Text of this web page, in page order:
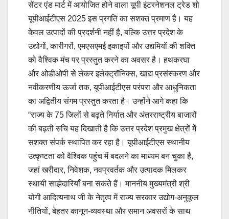
सेंटर एंड मार्ट में आयोजित होने वाला यूपी इंटरनेशनल ट्रेड शो
यूपीआईटीएस 2025 इस प्रगति का सशक्त प्रमाण है। यह
केवल उत्पादों की प्रदर्शनी नहीं है, बल्कि उत्तर प्रदेश के
उद्योगों, कारीगरों, एमएसएमई इकाइयों और उद्यमियों की शक्ति
को वैश्विक मंच पर प्रस्तुत करने का अवसर है। हथकरघा
और ओडीओपी से लेकर इलेक्ट्रॉनिक्स, खाद्य प्रसंस्करण और
नवीकरणीय ऊर्जा तक, यूपीआईटीएस परंपरा और आधुनिकता
का अद्वितीय संगम प्रस्तुत करता है। उन्होंने आगे कहा कि
“राज्य के 75 जिलों से बढ़ते निर्यात और अंतरराष्ट्रीय बाजारों
की बढ़ती रुचि यह दिखाती है कि उत्तर प्रदेश प्रमुख क्षेत्रों में
सशक्त संपर्क स्थापित कर रहा है। यूपीआईटीएस स्थानीय
उत्कृष्टता को वैश्विक पहुंच में बदलने का माध्यम बन चुका है,
जहां खरीदार, निवेशक, नवप्रवर्तक और उत्पादक मिलकर
स्थायी साझेदारियाँ बना सकते हैं। माननीय मुख्यमंत्री श्री
योगी आदित्यनाथ जी के नेतृत्व में राज्य सरकार उद्योग-अनुकूल
नीतियों, बेहतर कानून-व्यवस्था और समान अवसरों के साथ